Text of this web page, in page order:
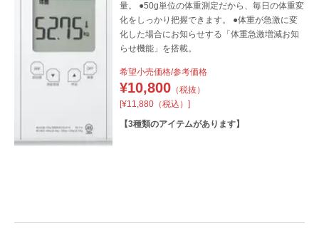
量。 ●50g単位の体重測定だから、毎日の体重変
化をしっかり把握できます。 ●体重が急激に変
化した場合にお知らせする「体重急激増減お知
らせ機能」を搭載。
希望小売価格/参考価格
¥10,800（税抜）
[¥11,880（税込）]
【3種類のアイテムがあります】